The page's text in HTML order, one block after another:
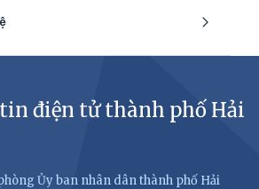
điện tử thành phố Hải
Ủy ban nhân dân thành phố Hải